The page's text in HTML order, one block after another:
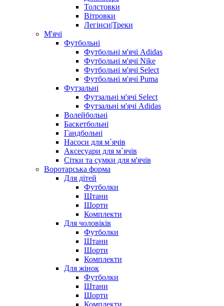
Толстовки
Вітровки
Легінси|Треки
М'ячі
Футбольні
Футбольні м'ячі Adidas
Футбольні м'ячі Nike
Футбольні м'ячі Select
Футбольні м'ячі Puma
Футзальні
Футзальні м'ячі Select
Футзальні м'ячі Adidas
Волейбольні
Баскетбольні
Гандбольні
Насоси для м`ячів
Аксесуари для м`ячів
Сітки та сумки для м'ячів
Воротарська форма
Для дітей
Футболки
Штани
Шорти
Комплекти
Для чоловіків
Футболки
Штани
Шорти
Комплекти
Для жінок
Футболки
Штани
Шорти
Комплекти